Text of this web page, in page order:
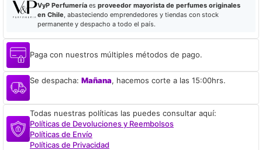
VyP Perfumeríaes proveedor mayorista de perfumes originales
en Chile, abasteciendo emprendedores y tiendas con stock
permanente y despacho a todo el país.
Paga con nuestros múltiples métodos de pago.
Se despacha: Mañana, hacemos corte a las 15:00hrs.
Todas nuestras políticas las puedes consultar aquí:
Políticas de Devoluciones y Reembolsos
Políticas de Envío
Políticas de Privacidad